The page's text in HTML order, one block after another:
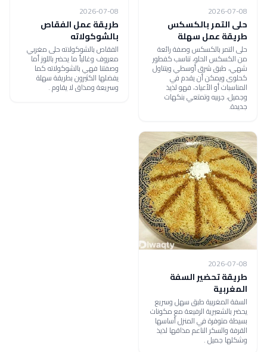
2026-07-08
حلى التمر بالكسكس
طريقة عمل سهلة
حلى التمر بالكسكس وصفة رائعة
من الكسكس الحلو، تناسب كفطور
شهي، طبق شرق أوسطي ويتناول
كحلوى ويمكن أن يقدم في
المناسبات أو الأعياد، فهو لذيذ
وجميل، جربيه وتمتعي بنكهات
جديدة.
2026-07-08
طريقة عمل الفقاص
بالشوكولاته
الفقاص بالشوكولاته حلى مغربي
معروف وغالباً ما يحضر باللوز أما
وصفتنا فهي بالشوكولاته كما
يفضلها الكثيرون بطريقة سهلة
وسريعة ومذاق لا يقاوم .
2026-07-08
طريقة تحضير السفة
المغربية
السفة المغربية طبق سهل وسريع
يحضر بالشعيرية الرفيعة مع مكونات
بسيطة متوفرة في المنزل أساسها
القرفة والسكر الناعم مذاقها لذيذ
وشكلها جميل .